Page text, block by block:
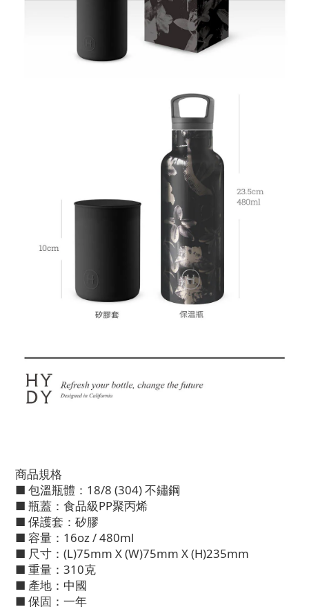
商品規格
■ 包溫瓶體：18/8 (304) 不鏽鋼
■ 瓶蓋：食品級PP聚丙烯
■ 保護套：矽膠
■ 容量：16oz / 480ml
■ 尺寸：(L)75mm X (W)75mm X (H)235mm
■ 重量：310克
■ 產地：中國
■ 保固：一年